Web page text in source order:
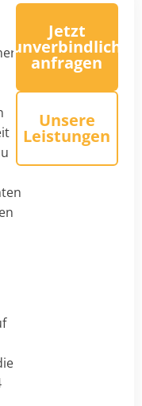
Jetzt
unverbindlich
anfragen
Unsere
Leistungen